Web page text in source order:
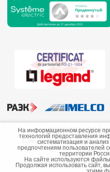
©2013-2026 ООО
Сайт носит
Стоимость товаров и их
На информационном ресурсе
технологий предоставления
систематизация и
предпочтениям пользователей
территории
На сайте используются
Продолжая использовать сайт,